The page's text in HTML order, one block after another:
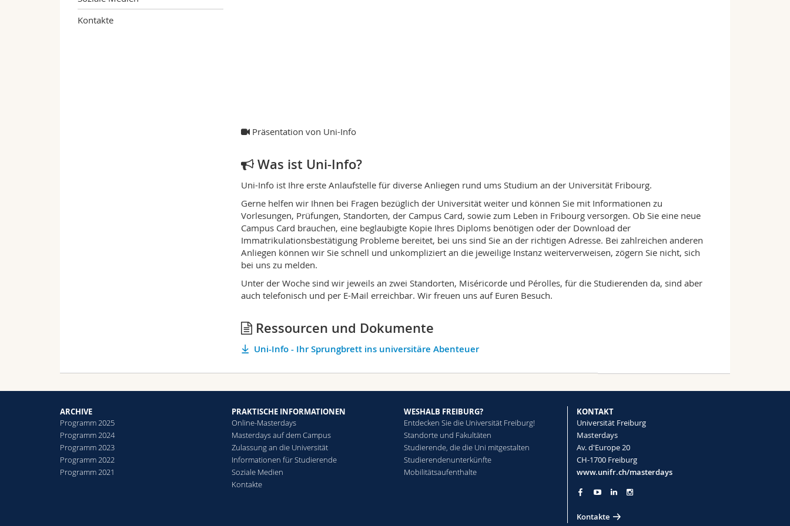
Kontakte
Präsentation von Uni-Info
Was ist Uni-Info?
Uni-Info ist Ihre erste Anlaufstelle für diverse Anliegen rund ums Studium an der Universität Fribourg.
Gerne helfen wir Ihnen bei Fragen bezüglich der Universität weiter und können Sie mit Informationen zu
Vorlesungen, Prüfungen, Standorten, der Campus Card, sowie zum Leben in Fribourg versorgen. Ob Sie eine neue
Campus Card brauchen, eine beglaubigte Kopie Ihres Diploms benötigen oder der Download der
Immatrikulationsbestätigung Probleme bereitet, bei uns sind Sie an der richtigen Adresse. Bei zahlreichen anderen
Anliegen können wir Sie schnell und unkompliziert an die jeweilige Instanz weiterverweisen, zögern Sie nicht, sich
bei uns zu melden.
Unter der Woche sind wir jeweils an zwei Standorten, Miséricorde und Pérolles, für die Studierenden da, sind aber
auch telefonisch und per E-Mail erreichbar. Wir freuen uns auf Euren Besuch.
Ressourcen und Dokumente
Uni-Info - Ihr Sprungbrett ins universitäre Abenteuer
ARCHIVE
Programm 2025
Programm 2024
Programm 2023
Programm 2022
Programm 2021
PRAKTISCHE INFORMATIONEN
Online-Masterdays
Masterdays auf dem Campus
Zulassung an die Universität
Informationen für Studierende
Soziale Medien
Kontakte
WESHALB FREIBURG?
Entdecken Sie die Universität Freiburg!
Standorte und Fakultäten
Studierende, die die Uni mitgestalten
Studierendenunterkünfte
Mobilitätsaufenthalte
KONTAKT
Universität Freiburg
Masterdays
Av. d'Europe 20
CH-1700 Freiburg
www.unifr.ch/masterdays
Kontakte